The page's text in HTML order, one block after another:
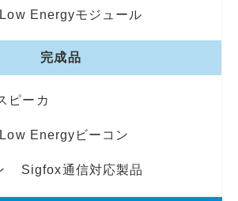
Energyモジュール
完成品
ピーカ
Energyビーコン
Sigfox通信対応製品